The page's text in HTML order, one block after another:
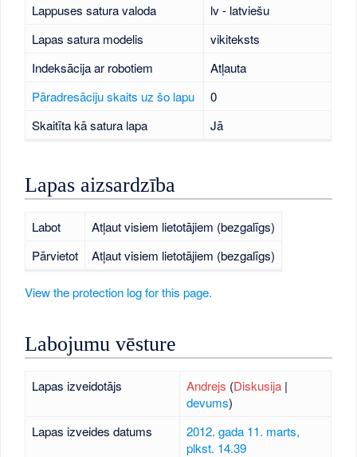
Lappuses satura valoda
lv - latviešu
Lapas satura modelis
vikiteksts
Indeksācija ar robotiem
Atļauta
Pāradresāciju skaits uz šo lapu
0
Skaitīta kā satura lapa
Jā
Lapas aizsardzība
Labot
Atļaut visiem lietotājiem (bezgalīgs)
Pārvietot
Atļaut visiem lietotājiem (bezgalīgs)
View the protection log for this page.
Labojumu vēsture
Lapas izveidotājs Andrejs (Diskusija|
devums)
Lapas izveides datums
2012. gada 11. marts,
plkst. 14.39